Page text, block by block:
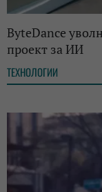
ByteDance
проект за ИИ
ТЕХНОЛОГИИ